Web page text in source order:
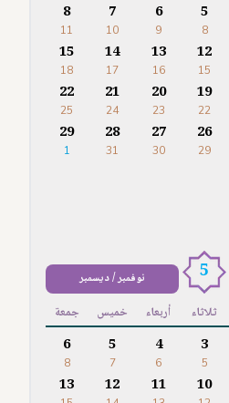
5
8
6
9
7
10
8
11
12
15
13
16
14
17
15
18
19
22
20
23
21
24
22
25
26
29
27
30
28
31
29
1
5 نوفمبر / ديسمبر
ثلاثاء أربعاء خميس جمعة
3
5
4
6
5
7
6
8
10
11
12
13